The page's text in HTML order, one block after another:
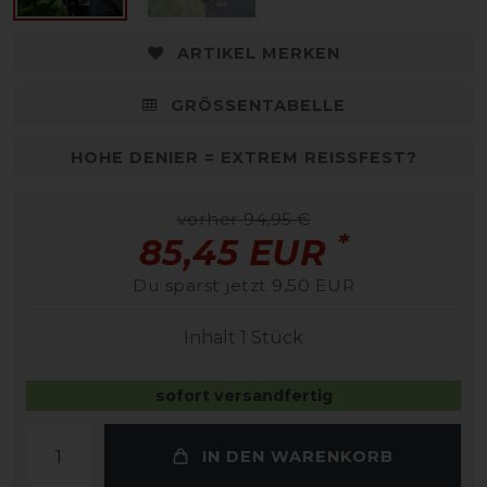
ARTIKEL MERKEN
GRÖSSENTABELLE
HOHE DENIER = EXTREM REISSFEST?
vorher 94,95 €
85,45 EUR *
Du sparst jetzt 9,50 EUR
Inhalt 1 Stück
sofort versandfertig
IN DEN WARENKORB